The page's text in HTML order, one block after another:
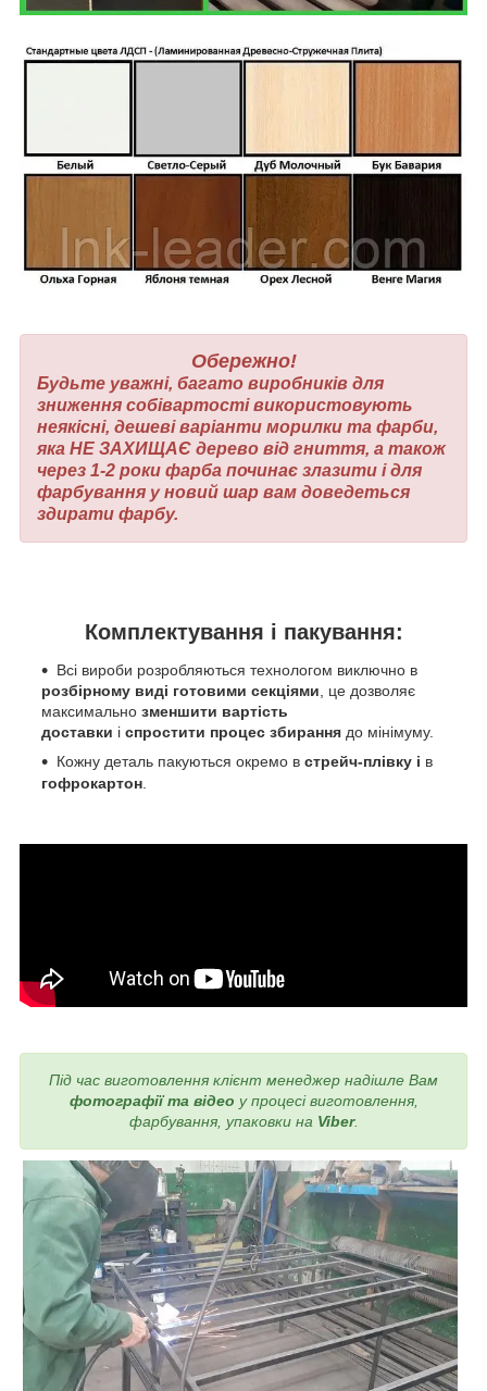
Обережно!
Будьте уважні, багато виробників для
зниження собівартості використовують
неякісні, дешеві варіанти морилки та фарби,
яка НЕ ЗАХИЩАЄ дерево від гниття, а також
через 1-2 роки фарба починає злазити і для
фарбування у новий шар вам доведеться
здирати фарбу.
Комплектування і пакування:
Всі вироби розробляються технологом виключно в
розбірному виді готовими секціями, це дозволяє
максимально зменшити вартість
доставки і спростити процес збирання до мінімуму.
Кожну деталь пакуються окремо в стрейч-плівку і в
гофрокартон.
Під час виготовлення клієнт менеджер надішле Вам
фотографії та відео у процесі виготовлення,
фарбування, упаковки на Viber.